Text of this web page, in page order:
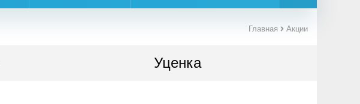
Главная Акции
Уценка